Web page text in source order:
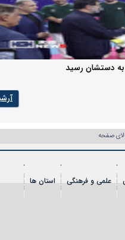
استان ها